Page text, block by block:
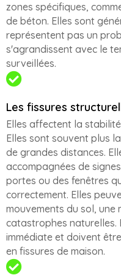
zones spécifiques,
de béton. Elles sont
représentent pas un
s'agrandissent avec le
surveillées.
Les fissures
Elles affectent la
Elles sont souvent plus
de grandes distances.
accompagnées de
portes ou des fenêtres
correctement. Elles
mouvements du sol, une
catastrophes naturelles.
immédiate et doivent
en fissures de maison.